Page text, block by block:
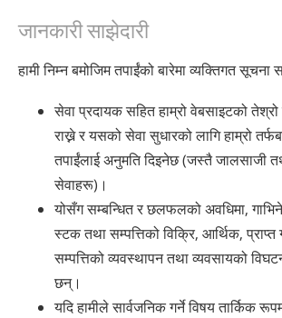
जानकारी साझेदारी
हामी निम्न बमोजिम तपाईंको बारेमा व्यक्तिगत सूचना
सेवा प्रदायक सहित हाम्रो वेबसाइटको तेश्रो
राख्ने र यसको सेवा सुधारको लागि हाम्रो
तपाईंलाई अनुमति दिइनेछ (जस्तै जालसाजी
सेवाहरू)।
योसँग सम्बन्धित र छलफलको अवधिमा,
स्टक तथा सम्पत्तिको विक्रि, आर्थिक, प्राप्त
सम्पत्तिको व्यवस्थापन तथा व्यवसायको
छन्।
यदि हामीले सार्वजनिक गर्ने विषय तार्किक